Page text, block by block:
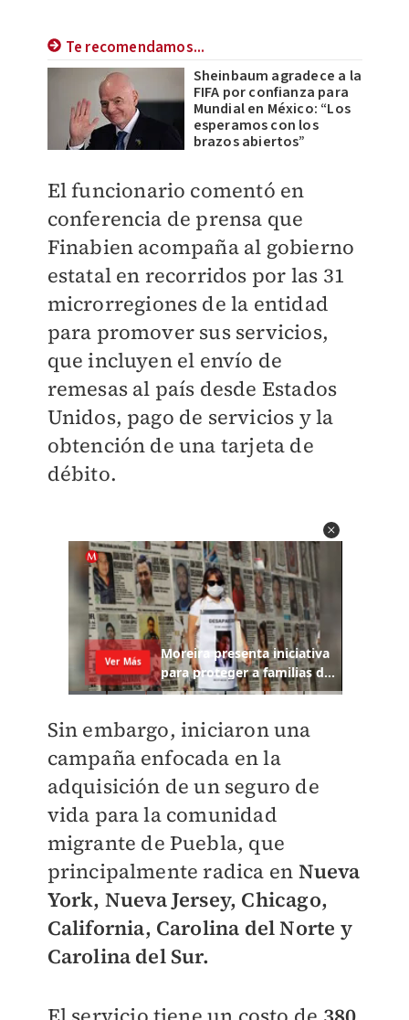
Te recomendamos...
Sheinbaum agradece a la
FIFA por confianza para
Mundial en México: “Los
esperamos con los
brazos abiertos”
El funcionario comentó en
conferencia de prensa que
Finabien acompaña al gobierno
estatal en recorridos por las 31
microrregiones de la entidad
para promover sus servicios,
que incluyen el envío de
remesas al país desde Estados
Unidos, pago de servicios y la
obtención de una tarjeta de
débito.
Sin embargo, iniciaron una
campaña enfocada en la
adquisición de un seguro de
vida para la comunidad
migrante de Puebla, que
principalmente radica en Nueva
York, Nueva Jersey, Chicago,
California, Carolina del Norte y
Carolina del Sur.